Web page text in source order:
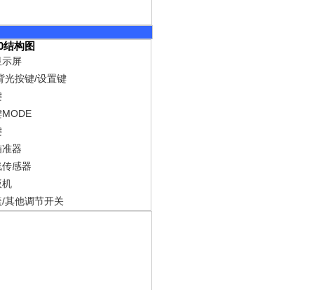
结构图
示屏
光按键/设置键
MODE
器
感器
机
/其他调节开关